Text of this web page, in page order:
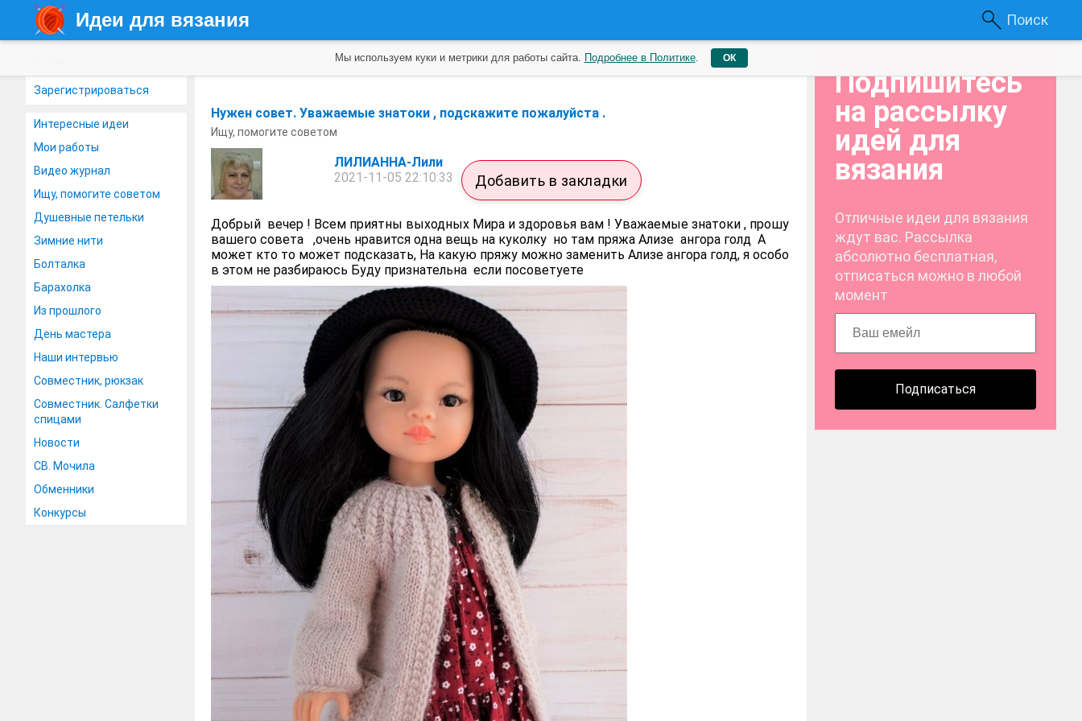
Идеи для вязания Поиск
Зарегистрироваться
Интересные идеи
Мои работы
Видео журнал
Ищу, помогите советом
Душевные петельки
Зимние нити
Болталка
Барахолка
Из прошлого
День мастера
Наши интервью
Совместник, рюкзак
Совместник. Салфетки
спицами
Новости
СВ. Мочила
Обменники
Конкурсы
Нужен совет. Уважаемые знатоки , подскажите пожалуйста .
Ищу, помогите советом
ЛИЛИАННА-Лили
2021-11-05 22:10:33
Добавить в закладки
Добрый вечер ! Всем приятны выходных Мира и здоровья вам ! Уважаемые знатоки , прошу
вашего совета ,очень нравится одна вещь на куколку но там пряжа Ализе ангора голд А
может кто то может подсказать, На какую пряжу можно заменить Ализе ангора голд, я особо
в этом не разбираюсь Буду признательна если посоветуете
Подпишитесь
на рассылку
идей для
вязания
Отличные идеи для вязания
ждут вас. Рассылка
абсолютно бесплатная,
отписаться можно в любой
момент
Подписаться
Мы используем куки и метрики для работы сайта. Подробнее в Политике. ОК